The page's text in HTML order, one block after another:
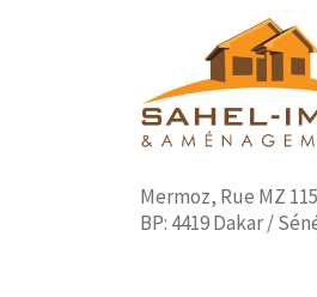
Mermoz, Rue MZ
BP: 4419 Dakar /